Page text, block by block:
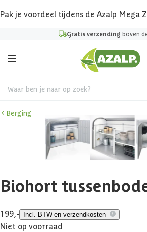
Pak je voordeel tijdens de Azalp Mega
Gratis verzending boven
Waar ben je naar op zoek?
Berging
Biohort
199,- Incl. BTW en verzendkosten
Niet op voorraad